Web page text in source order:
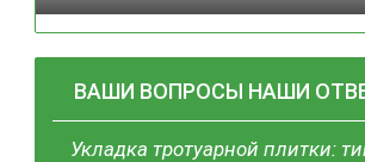
ВАШИ ВОПРОСЫ НАШИ
Укладка тротуарной плитки: